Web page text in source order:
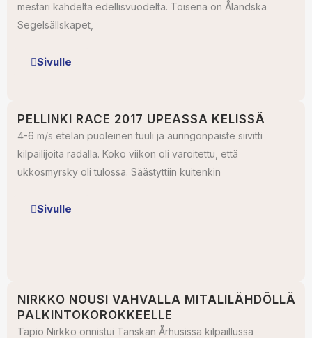
mestari kahdelta edellisvuodelta. Toisena on Åländska
Segelsällskapet,
Sivulle
PELLINKI RACE 2017 UPEASSA KELISSÄ
4-6 m/s etelän puoleinen tuuli ja auringonpaiste siivitti
kilpailijoita radalla. Koko viikon oli varoitettu, että
ukkosmyrsky oli tulossa. Säästyttiin kuitenkin
Sivulle
NIRKKO NOUSI VAHVALLA MITALILÄHDÖLLÄ
PALKINTOKOROKKEELLE
Tapio Nirkko onnistui Tanskan Århusissa kilpaillussa